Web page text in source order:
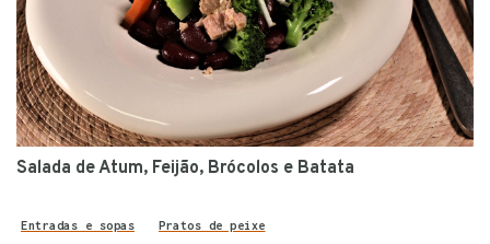
Salada de Atum, Feijão, Brócolos e Batata
Entradas e sopas Pratos de peixe